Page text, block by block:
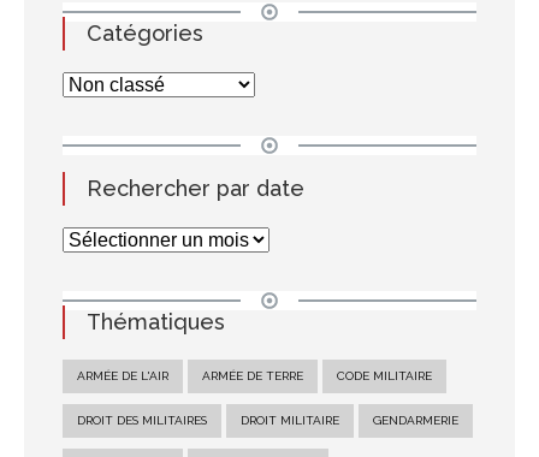
Catégories
Rechercher par date
Thématiques
ARMÉE DE L'AIR ARMÉE DE TERRE CODE MILITAIRE
DROIT DES MILITAIRES DROIT MILITAIRE GENDARMERIE